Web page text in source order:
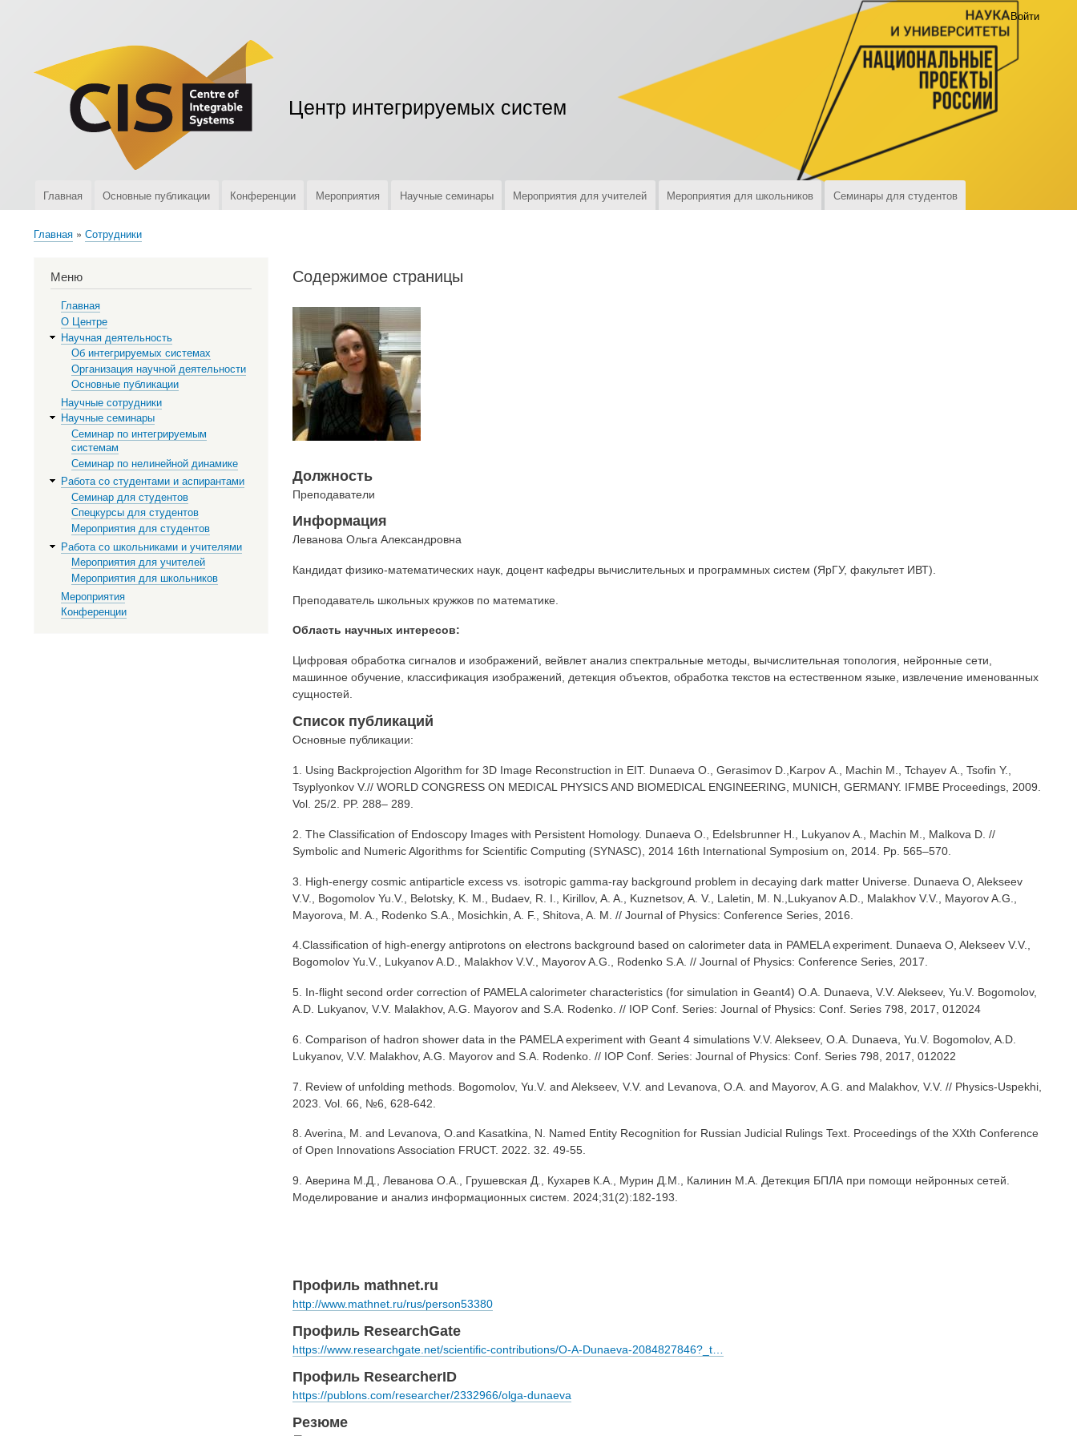
записи
пользователя
Войти
Центр интегрируемых систем
Верхняя
Главная Основные публикации Конференции Мероприятия Научные семинары Мероприятия для учителей Мероприятия для школьников Семинары для студентов
Строка
Главная Сотрудники
Содержимое страницы
Должность
Преподаватели
Информация
Леванова Ольга Александровна
Кандидат физико-математических наук, доцент кафедры вычислительных и программных систем (ЯрГУ, факультет ИВТ).
Преподаватель школьных кружков по математике.
Область научных интересов:
Цифровая обработка сигналов и изображений, вейвлет анализ спектральные методы, вычислительная топология, нейронные сети,
машинное обучение, классификация изображений, детекция объектов, обработка текстов на естественном языке, извлечение именованных
сущностей.
Список публикаций
Основные публикации:
1. Using Backprojection Algorithm for 3D Image Reconstruction in EIT. Dunaeva O., Gerasimov D.,Karpov А., Machin M., Tchayev А., Tsofin Y.,
Tsyplyonkov V.// WORLD CONGRESS ON MEDICAL PHYSICS AND BIOMEDICAL ENGINEERING, MUNICH, GERMANY. IFMBE Proceedings, 2009.
Vol. 25/2. PP. 288– 289.
2. The Classification of Endoscopy Images with Persistent Homology. Dunaeva O., Edelsbrunner H., Lukyanov A., Machin M., Malkova D. //
Symbolic and Numeric Algorithms for Scientific Computing (SYNASC), 2014 16th International Symposium on, 2014. Pp. 565–570.
3. High-energy cosmic antiparticle excess vs. isotropic gamma-ray background problem in decaying dark matter Universe. Dunaeva O, Alekseev
V.V., Bogomolov Yu.V., Belotsky, K. M., Budaev, R. I., Kirillov, A. A., Kuznetsov, A. V., Laletin, M. N.,Lukyanov A.D., Malakhov V.V., Mayorov A.G.,
Mayorova, M. A., Rodenko S.A., Mosichkin, A. F., Shitova, A. M. // Journal of Physics: Conference Series, 2016.
4.Classification of high-energy antiprotons on electrons background based on calorimeter data in PAMELA experiment. Dunaeva O, Alekseev V.V.,
Bogomolov Yu.V., Lukyanov A.D., Malakhov V.V., Mayorov A.G., Rodenko S.A. // Journal of Physics: Conference Series, 2017.
5. In-flight second order correction of PAMELA calorimeter characteristics (for simulation in Geant4) O.A. Dunaeva, V.V. Alekseev, Yu.V. Bogomolov,
A.D. Lukyanov, V.V. Malakhov, A.G. Mayorov and S.A. Rodenko. // IOP Conf. Series: Journal of Physics: Conf. Series 798, 2017, 012024
6. Comparison of hadron shower data in the PAMELA experiment with Geant 4 simulations V.V. Alekseev, O.A. Dunaeva, Yu.V. Bogomolov, A.D.
Lukyanov, V.V. Malakhov, A.G. Mayorov and S.A. Rodenko. // IOP Conf. Series: Journal of Physics: Conf. Series 798, 2017, 012022
7. Review of unfolding methods. Bogomolov, Yu.V. and Alekseev, V.V. and Levanova, O.A. and Mayorov, A.G. and Malakhov, V.V. // Physics-Uspekhi,
2023. Vol. 66, №6, 628-642.
8. Averina, M. and Levanova, O.and Kasatkina, N. Named Entity Recognition for Russian Judicial Rulings Text. Proceedings of the XXth Conference
of Open Innovations Association FRUCT. 2022. 32. 49-55.
9. Аверина М.Д., Леванова О.А., Грушевская Д., Кухарев К.А., Мурин Д.М., Калинин М.А. Детекция БПЛА при помощи нейронных сетей.
Моделирование и анализ информационных систем. 2024;31(2):182-193.
Профиль mathnet.ru
http://www.mathnet.ru/rus/person53380
Профиль ResearchGate
https://www.researchgate.net/scientific-contributions/O-A-Dunaeva-2084827846?_t…
Профиль ResearcherID
https://publons.com/researcher/2332966/olga-dunaeva
Резюме
Меню
Главная
О Центре
Научная деятельность
Об интегрируемых системах
Организация научной деятельности
Основные публикации
Научные сотрудники
Научные семинары
Семинар по интегрируемым
системам
Семинар по нелинейной динамике
Работа со студентами и аспирантами
Семинар для студентов
Спецкурсы для студентов
Мероприятия для студентов
Работа со школьниками и учителями
Мероприятия для учителей
Мероприятия для школьников
Мероприятия
Конференции